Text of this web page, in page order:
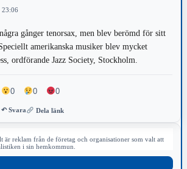
23:06
gånger tenorsax, men blev berömd för sitt
amerikanska musiker blev mycket
ordförande Jazz Society, Stockholm.
0 0 0
↶ Svara Dela länk
är reklam från de företag och organisationer som valt att
i sin hemkommun.